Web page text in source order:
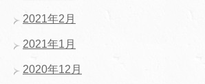
2021年2月
2021年1月
2020年12月